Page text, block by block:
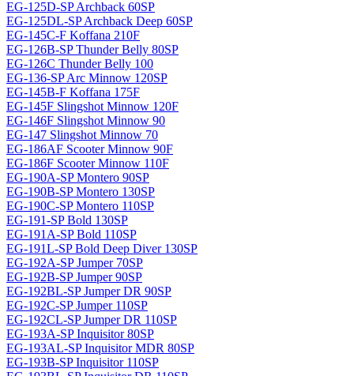
EG-125D-SP Archback 60SP
EG-125DL-SP Archback Deep 60SP
EG-145C-F Koffana 210F
EG-126B-SP Thunder Belly 80SP
EG-126C Thunder Belly 100
EG-136-SP Arc Minnow 120SP
EG-145B-F Koffana 175F
EG-145F Slingshot Minnow 120F
EG-146F Slingshot Minnow 90
EG-147 Slingshot Minnow 70
EG-186AF Scooter Minnow 90F
EG-186F Scooter Minnow 110F
EG-190A-SP Montero 90SP
EG-190B-SP Montero 130SP
EG-190C-SP Montero 110SP
EG-191-SP Bold 130SP
EG-191A-SP Bold 110SP
EG-191L-SP Bold Deep Diver 130SP
EG-192A-SP Jumper 70SP
EG-192B-SP Jumper 90SP
EG-192BL-SP Jumper DR 90SP
EG-192C-SP Jumper 110SP
EG-192CL-SP Jumper DR 110SP
EG-193A-SP Inquisitor 80SP
EG-193AL-SP Inquisitor MDR 80SP
EG-193B-SP Inquisitor 110SP